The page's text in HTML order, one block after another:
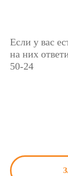
Если у вас
на них
50-24